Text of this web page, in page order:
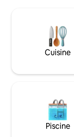
donnant sur
fenêtre donnant
de la climatisation
chambres.Cuisine
Piscine